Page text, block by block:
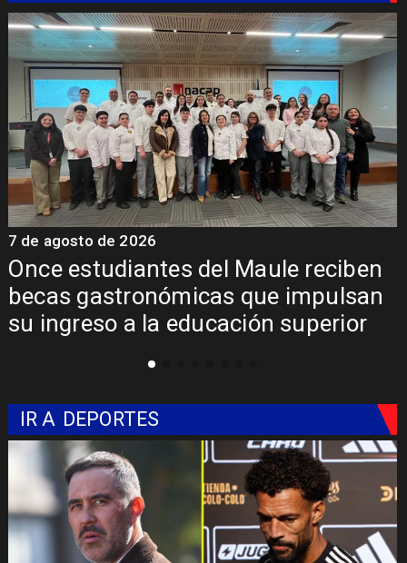
Once estudiantes del Maule reciben
becas gastronómicas que impulsan
su ingreso a la educación superior
7 de agosto de 2026
IR A DEPORTES